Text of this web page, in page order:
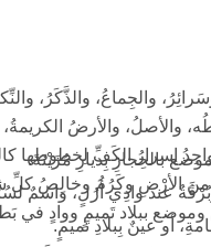
ما يُكْتَمُ، كالسَّرِيرَةِ، ج: أسرارٌ وسَرائِرُ،
والأصلُ، والأرضُ
النَّسَبِ وأفْضَلُهُ، كالسَّرارِ
وموضع ببلاد تَميمٍ ووادٍ في
بالحِجازِ بِديارِ مُزَيْنَةَ.
أو عينٌ بِبلادِ تَميمٍ.